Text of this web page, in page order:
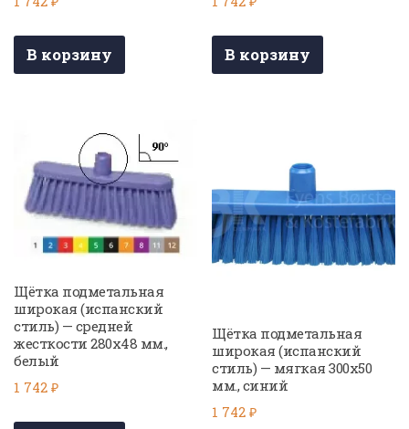
В корзину В корзину
Щётка подметальная
широкая (испанский
стиль) — средней
жесткости 280х48 мм.,
белый
1 742 ₽
Щётка подметальная
широкая (испанский
стиль) — мягкая 300х50
мм., синий
1 742₽